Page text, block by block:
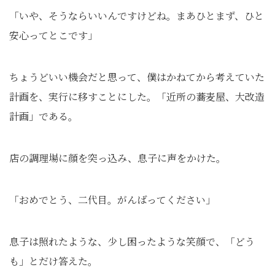
「いや、そうならいいんですけどね。まあひとまず、ひと
安心ってとこです」
ちょうどいい機会だと思って、僕はかねてから考えていた
計画を、実行に移すことにした。「近所の蕎麦屋、大改造
計画」である。
店の調理場に顔を突っ込み、息子に声をかけた。
「おめでとう、二代目。がんばってください」
息子は照れたような、少し困ったような笑顔で、「どう
も」とだけ答えた。